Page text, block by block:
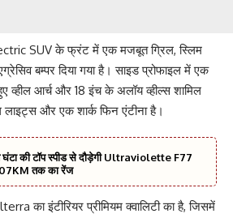
SUV के फ्रंट में एक मजबूत ग्रिल, स्लिम
बम्पर दिया गया है। साइड प्रोफाइल में एक
व्हील आर्च और 18 इंच के अलॉय व्हील्स शामिल
और एक शार्क फिन एंटीना है।
घंटा की टॉप स्पीड से दौड़ेगी Ultraviolette F77
तक का रेंज
का इंटीरियर प्रीमियम क्वालिटी का है, जिसमें